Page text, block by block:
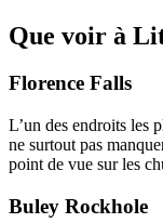
Que voir à
Florence Falls
L’un des endroits les
ne surtout pas
point de vue sur les
Buley Rockhole